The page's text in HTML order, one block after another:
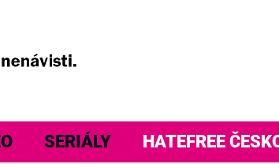
SERIÁLY HATEFREE